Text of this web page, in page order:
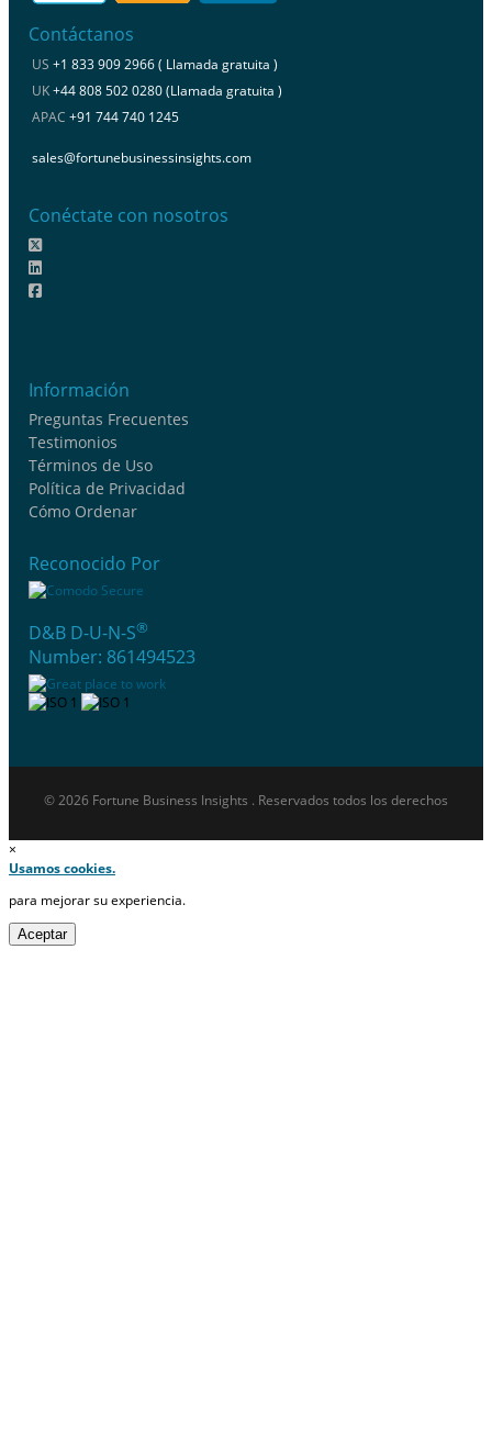
Contáctanos
US +1 833 909 2966 ( Llamada gratuita )
UK+44 808 502 0280 (Llamada gratuita )
APAC +91 744 740 1245
sales@fortunebusinessinsights.com
Conéctate con nosotros
Información
Preguntas Frecuentes
Testimonios
Términos de Uso
Política de Privacidad
Cómo Ordenar
Reconocido Por
D&B D-U-N-S®
Number: 861494523
© 2026 Fortune Business Insights . Reservados todos los derechos
×
Usamos cookies.
para mejorar su experiencia.
Aceptar